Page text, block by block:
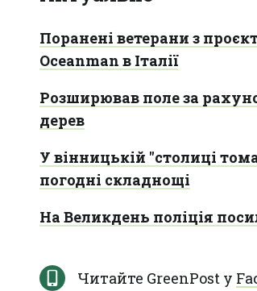
Поранені ветерани з
Oceanman в Італії
Розширював поле за
дерев
У вінницькій "столиці
погодні складнощі
На Великдень поліція
Читайте GreenPost у